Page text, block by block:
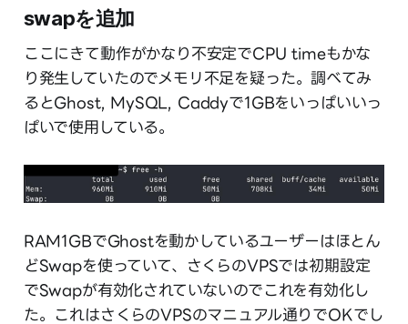
swapを追加
ここにきて動作がかなり不安定でCPU timeもかな
り発生していたのでメモリ不足を疑った。調べてみ
るとGhost, MySQL, Caddyで1GBをいっぱいいっ
ぱいで使用している。
RAM1GBでGhostを動かしているユーザーはほとん
どSwapを使っていて、さくらのVPSでは初期設定
でSwapが有効化されていないのでこれを有効化し
た。これはさくらのVPSのマニュアル通りでOKでし